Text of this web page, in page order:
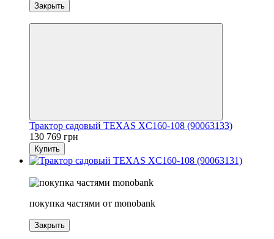
Закрыть
Трактор садовый TEXAS XC160-108 (90063133)
130 769 грн
Купить
покупка частями от monobank
Закрыть